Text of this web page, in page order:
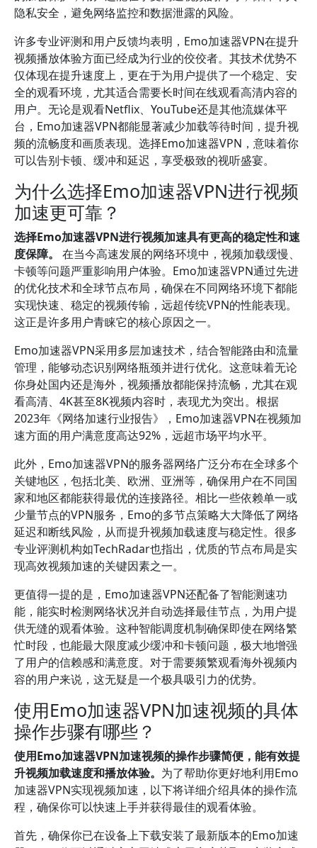
隐私安全，避免网络监控和数据泄露的风险。
许多专业评测和用户反馈均表明，Emo加速器VPN在提升
视频播放体验方面已经成为行业的佼佼者。其技术优势不
仅体现在提升速度上，更在于为用户提供了一个稳定、安
全的观看环境，尤其适合需要长时间在线观看高清内容的
用户。无论是观看Netflix、YouTube还是其他流媒体平
台，Emo加速器VPN都能显著减少加载等待时间，提升视
频的流畅度和画质表现。选择Emo加速器VPN，意味着你
可以告别卡顿、缓冲和延迟，享受极致的视听盛宴。
为什么选择Emo加速器VPN进行视频
加速更可靠？
选择Emo加速器VPN进行视频加速具有更高的稳定性和速
度保障。
在当今高速发展的网络环境中，视频加载缓慢、
卡顿等问题严重影响用户体验。Emo加速器VPN通过先进
的优化技术和全球节点布局，确保在不同网络环境下都能
实现快速、稳定的视频传输，远超传统VPN的性能表现。
这正是许多用户青睐它的核心原因之一。
Emo加速器VPN采用多层加速技术，结合智能路由和流量
管理，能够动态识别网络瓶颈并进行优化。这意味着无论
你身处国内还是海外，视频播放都能保持流畅，尤其在观
看高清、4K甚至8K视频内容时，表现尤为突出。根据
2023年《网络加速行业报告》，Emo加速器VPN在视频加
速方面的用户满意度高达92%，远超市场平均水平。
此外，Emo加速器VPN的服务器网络广泛分布在全球多个
关键地区，包括北美、欧洲、亚洲等，确保用户在不同国
家和地区都能获得最优的连接路径。相比一些依赖单一或
少量节点的VPN服务，Emo的多节点策略大大降低了网络
延迟和断线风险，从而提升视频加载速度与稳定性。很多
专业评测机构如TechRadar也指出，优质的节点布局是实
现高效视频加速的关键因素之一。
更值得一提的是，Emo加速器VPN还配备了智能测速功
能，能实时检测网络状况并自动选择最佳节点，为用户提
供无缝的观看体验。这种智能调度机制确保即使在网络繁
忙时段，也能最大限度减少缓冲和卡顿问题，极大地增强
了用户的信赖感和满意度。对于需要频繁观看海外视频内
容的用户来说，这无疑是一个极具吸引力的优势。
使用Emo加速器VPN加速视频的具体
操作步骤有哪些？
使用Emo加速器VPN加速视频的操作步骤简便，能有效提
升视频加载速度和播放体验。 为了帮助你更好地利用Emo
加速器VPN实现视频加速，以下将详细介绍具体的操作流
程，确保你可以快速上手并获得最佳的观看体验。
首先，确保你已在设备上下载安装了最新版本的Emo加速